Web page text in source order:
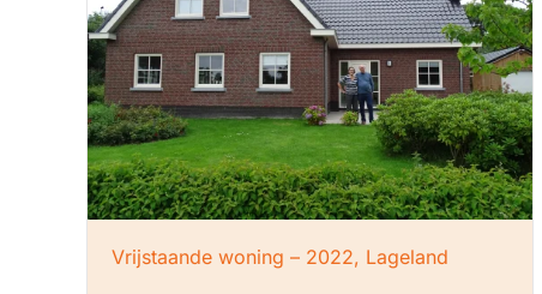
Vrijstaande woning – 2022, Lageland